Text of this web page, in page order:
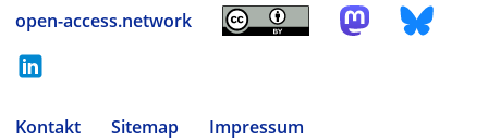
open-access.network
Kontakt Sitemap
Impressum